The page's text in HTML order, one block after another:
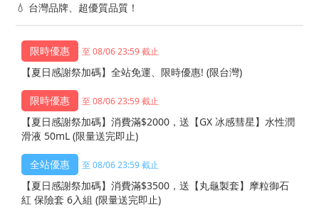
💧 台灣品牌、超優質品質！
至 08/06 23:59 截止
【夏日感謝祭加碼】全站免運、限時優惠! (限台灣)
至 08/06 23:59 截止
【夏日感謝祭加碼】消費滿$2000，送【GX 冰感彗星】水性潤
滑液 50mL (限量送完即止)
至 08/06 23:59 截止
【夏日感謝祭加碼】消費滿$3500，送【丸龜製套】摩粒御石
紅 保險套 6入組 (限量送完即止)